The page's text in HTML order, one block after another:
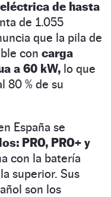
de hasta
de 1.055
que la pila de
con carga
a 60 kW, lo que
80 % de su
España se
PRO, PRO+ y
con la batería
superior. Sus
son los